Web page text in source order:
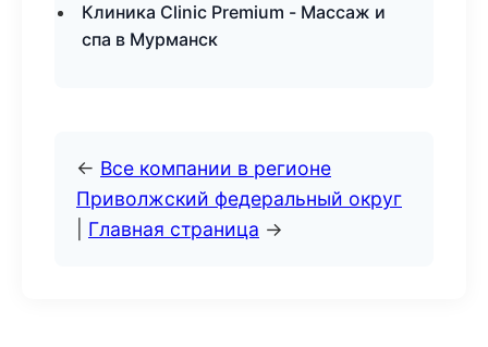
Клиника Clinic Premium - Массаж и
спа в Мурманск
← Все компании в регионе
Приволжский федеральный округ
Главная страница →